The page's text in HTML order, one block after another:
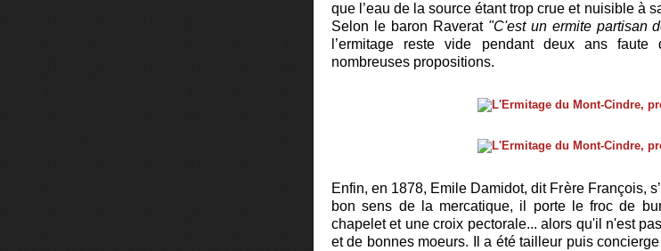
que l’eau de la source étant trop crue et nuisible à
Selon le baron Raverat "C'est un ermite partisan
l’ermitage reste vide pendant deux ans
nombreuses propositions.
Enfin, en 1878, Emile Damidot, dit Frère François,
bon sens de la mercatique, il porte le froc de
chapelet et une croix pectorale... alors qu'il n'est
et de bonnes moeurs. Il a été tailleur puis